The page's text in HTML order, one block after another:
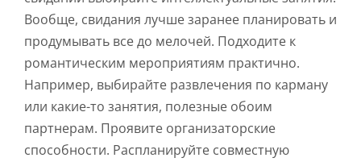
Вообще, свидания лучше заранее планировать и
продумывать все до мелочей. Подходите к
романтическим мероприятиям практично.
Например, выбирайте развлечения по карману
или какие-то занятия, полезные обоим
партнерам. Проявите организаторские
способности. Распланируйте совместную